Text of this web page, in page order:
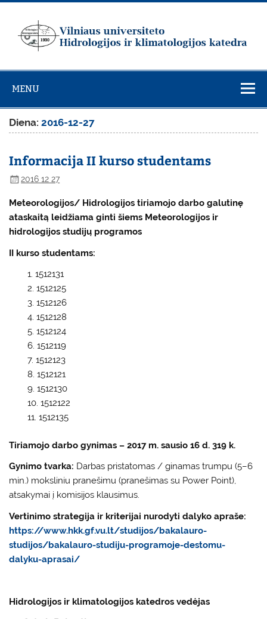
Skip
universiteto
Hidrologijos ir
klimatologijos
katedra
MENU
Diena:2016-12-27
Informacija II kurso studentams
2016 12 27
Meteorologijos/ Hidrologijos tiriamojo darbo galutinę
ataskaitą leidžiama ginti šiems Meteorologijos ir
hidrologijos studijų programos
II kurso studentams:
1512131
1512125
1512126
1512128
1512124
1512119
1512123
1512121
1512130
1512122
1512135
Tiriamojo darbo gynimas – 2017 m. sausio 16 d. 319 k.
Gynimo tvarka: Darbas pristatomas / ginamas trumpu (5–6
min.) moksliniu pranešimu (pranešimas su Power Point),
atsakymai į komisijos klausimus.
Vertinimo strategija ir kriterijai nurodyti dalyko apraše:
https://www.hkk.gf.vu.lt/studijos/bakalauro-
studijos/bakalauro-studiju-programoje-destomu-
dalyku-aprasai/
Hidrologijos ir klimatologijos katedros vedėjas